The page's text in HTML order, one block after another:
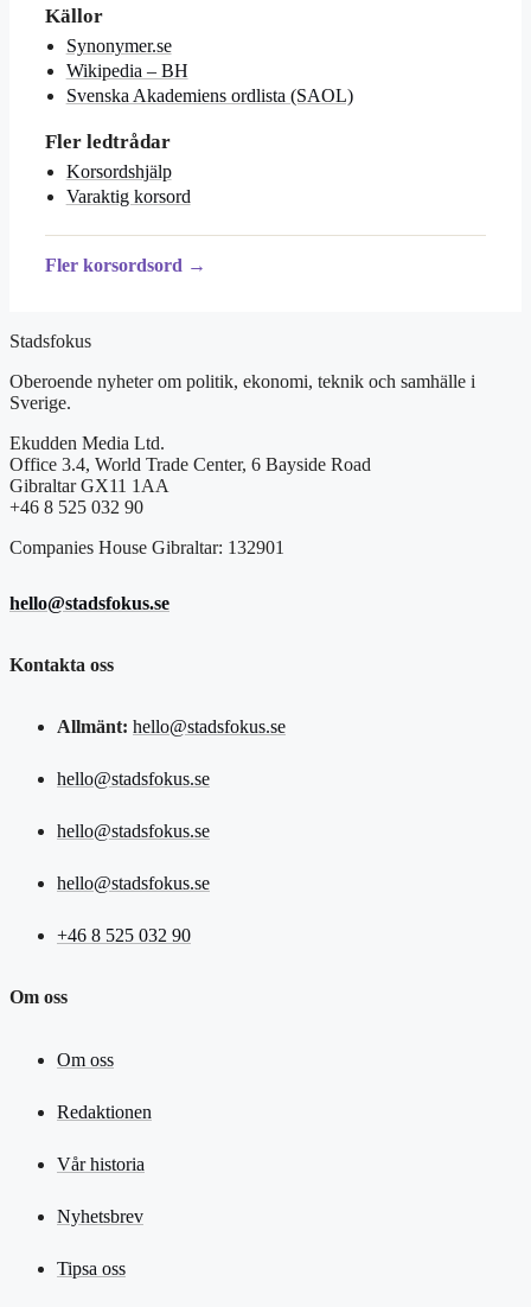
Källor
Synonymer.se
Wikipedia – BH
Svenska Akademiens ordlista (SAOL)
Fler ledtrådar
Korsordshjälp
Varaktig korsord
Fler korsordsord →
Stadsfokus
Oberoende nyheter om politik, ekonomi, teknik och samhälle i
Sverige.
Ekudden Media Ltd.
Office 3.4, World Trade Center, 6 Bayside Road
Gibraltar GX11 1AA
+46 8 525 032 90
Companies House Gibraltar: 132901
hello@stadsfokus.se
Kontakta oss
Allmänt: hello@stadsfokus.se
hello@stadsfokus.se
hello@stadsfokus.se
hello@stadsfokus.se
+46 8 525 032 90
Om oss
Om oss
Redaktionen
Vår historia
Nyhetsbrev
Tipsa oss